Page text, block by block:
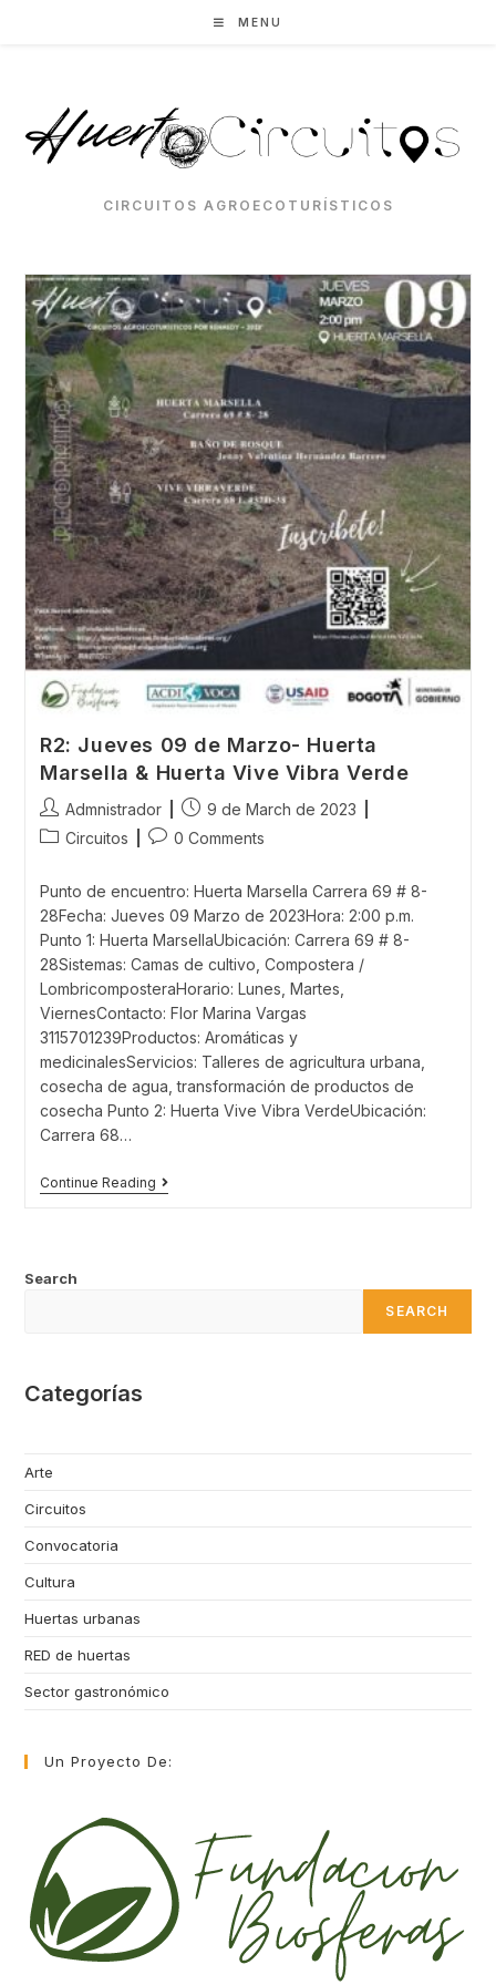
MENU
CIRCUITOS AGROECOTURÍSTICOS
R2: Jueves 09 de Marzo- Huerta
Marsella & Huerta Vive Vibra Verde
Post
author:
Admnistrador
Post
published:
9 de March de 2023
PostCircuitos
Post0 Comments
Punto de encuentro: Huerta Marsella Carrera 69 # 8-
28Fecha: Jueves 09 Marzo de 2023Hora: 2:00 p.m.
Punto 1: Huerta MarsellaUbicación: Carrera 69 # 8-
28Sistemas: Camas de cultivo, Compostera /
LombricomposteraHorario: Lunes, Martes,
ViernesContacto: Flor Marina Vargas
3115701239Productos: Aromáticas y
medicinalesServicios: Talleres de agricultura urbana,
cosecha de agua, transformación de productos de
cosecha Punto 2: Huerta Vive Vibra VerdeUbicación:
Carrera 68…
Continue ReadingR2:
Jueves
Search
SEARCH
Categorías
Arte
Circuitos
Convocatoria
Cultura
Huertas urbanas
RED de huertas
Sector gastronómico
Un Proyecto De: